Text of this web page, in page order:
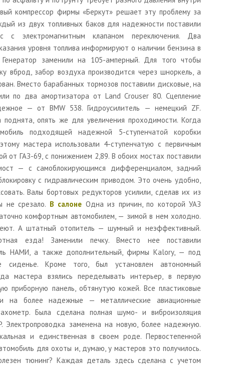
компрессор фирмы «Беркут» решает эту проблему за
из двух топливных баков для надежности поставили
с электромагнитным клапаном переключения. Два
уровня топлива информируют о наличии бензина в
заменили на 105-амперный. Для того чтобы
вброд, забор воздуха производится через шноркель, а
Вместо барабанных тормозов поставили дисковые, на
по два амортизатора от Land Crouser 80. Сцепление
— от BMW 538. Гидроусилитель — немецкий ZF.
опять же для увеличения проходимости. Когда
подходящей надежной 5-ступенчатой коробки
мастера использовали 4-ступенчатую с первичным
от ГАЗ-69, с понижением 2,89. В обоих мостах поставили
— с самоблокирующимся дифференциалом, задний
с гидравлическим приводом. Это очень удобно,
Валы бортовых редукторов усилили, сделав их из
не срезало. В салоне Одна из причин, по которой УАЗ
комфортным автомобилем, — зимой в нем холодно.
А штатный отопитель — шумный и неэффективный.
езда! Заменили печку. Вместо нее поставили
НАМИ, а также дополнительный, фирмы Kalory, — под
сиденье. Кроме того, был установлен автономный
мастера взялись переделывать интерьер, в первую
приборную панель, обтянутую кожей. Все пластиковые
на более надежные — металлические авиационные
Была сделана полная шумо- и виброизоляция
Электропроводка заменена на новую, более надежную.
и единственная в своем роде. Первостепенной
для охоты и, думаю, у мастеров это получилось.
тюнинг? Каждая деталь здесь сделана с учетом